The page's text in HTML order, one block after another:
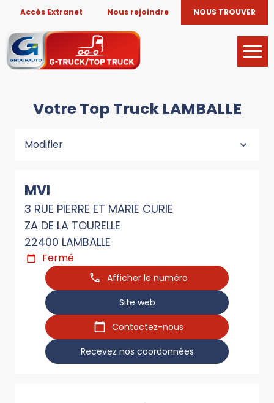
Accès Extranet Nous rejoindre NOUS TROUVER
Votre Top Truck LAMBALLE
Modifier
MVI
3 RUE PIERRE ET MARIE CURIE
ZA DE LA TOURELLE
22400 LAMBALLE
Fermé
Afficher le numéro
Site web
Contactez-nous
Recevez nos coordonnées